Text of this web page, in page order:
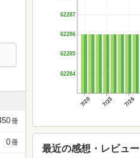
7/20 7/23 7/26
62284
62285
62286
62287
最近の感想・レビュー
冊
0冊